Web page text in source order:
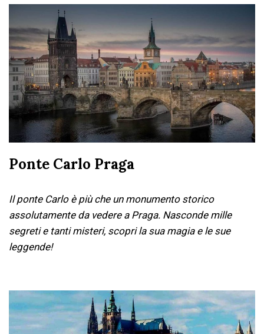
Ponte Carlo Praga
Il ponte Carlo è più che un monumento storico
assolutamente da vedere a Praga. Nasconde mille
segreti e tanti misteri, scopri la sua magia e le sue
leggende!